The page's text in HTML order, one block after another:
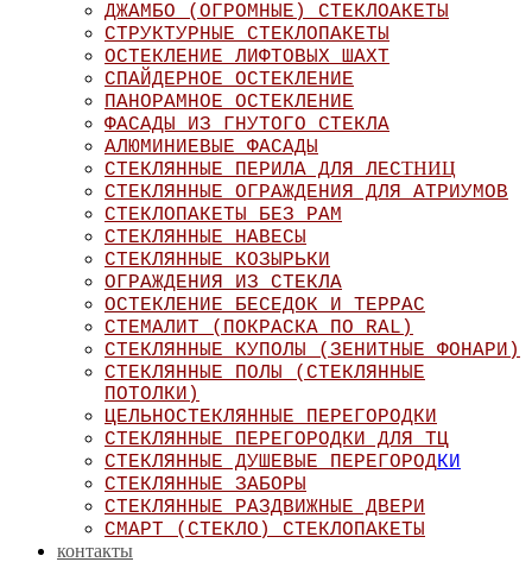
ДЖАМБО (ОГРОМНЫЕ) СТЕКЛОАКЕТЫ
СТРУКТУРНЫЕ СТЕКЛОПАКЕТЫ
ОСТЕКЛЕНИЕ ЛИФТОВЫХ ШАХТ
СПАЙДЕРНОЕ ОСТЕКЛЕНИЕ
ПАНОРАМНОЕ ОСТЕКЛЕНИЕ
ФАСАДЫ ИЗ ГНУТОГО СТЕКЛА
АЛЮМИНИЕВЫЕ ФАСАДЫ
СТЕКЛЯННЫЕ ПЕРИЛА ДЛЯ ЛЕСТНИЦ
СТЕКЛЯННЫЕ ОГРАЖДЕНИЯ ДЛЯ АТРИУМОВ
СТЕКЛОПАКЕТЫ БЕЗ РАМ
СТЕКЛЯННЫЕ НАВЕСЫ
СТЕКЛЯННЫЕ КОЗЫРЬКИ
ОГРАЖДЕНИЯ ИЗ СТЕКЛА
ОСТЕКЛЕНИЕ БЕСЕДОК И ТЕРРАС
СТЕМАЛИТ (ПОКРАСКА ПО RAL)
СТЕКЛЯННЫЕ КУПОЛЫ (ЗЕНИТНЫЕ ФОНАРИ)
СТЕКЛЯННЫЕ ПОЛЫ (СТЕКЛЯННЫЕ
ПОТОЛКИ)
ЦЕЛЬНОСТЕКЛЯННЫЕ ПЕРЕГОРОДКИ
СТЕКЛЯННЫЕ ПЕРЕГОРОДКИ ДЛЯ ТЦ
СТЕКЛЯННЫЕ ДУШЕВЫЕ ПЕРЕГОРОДКИ
СТЕКЛЯННЫЕ ЗАБОРЫ
СТЕКЛЯННЫЕ РАЗДВИЖНЫЕ ДВЕРИ
СМАРТ (СТЕКЛО) СТЕКЛОПАКЕТЫ
контакты